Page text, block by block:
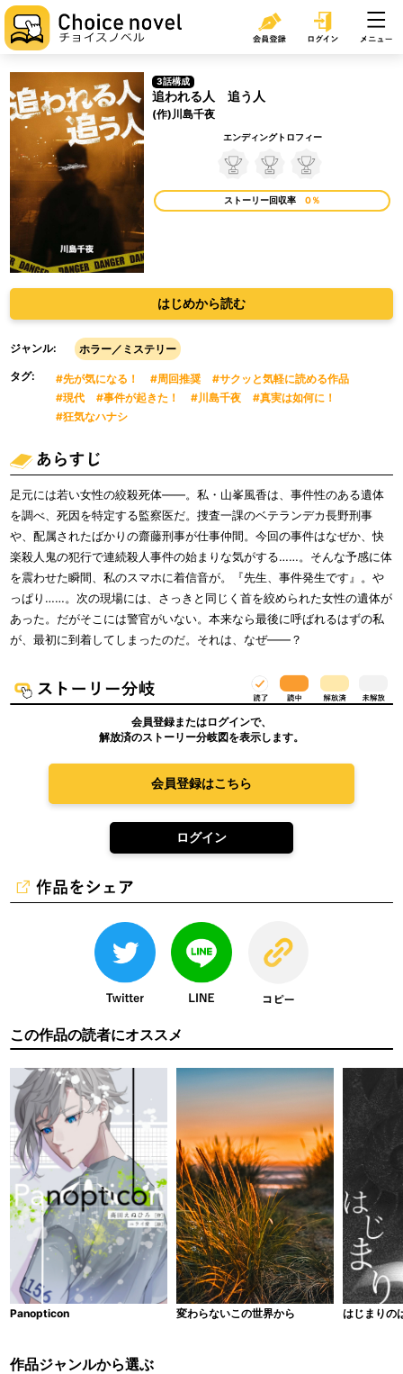
3話構成
追われる人 追う人
(作)川島千夜
エンディングトロフィー
ストーリー回収率 0％
はじめから読む
ジャンル:
ホラー／ミステリー
タグ:
#先が気になる！ #周回推奨
#サクッと気軽に読める作品
#現代
#事件が起きた！ #川島千夜
#真実は如何に！
#狂気なハナシ
足元には若い女性の絞殺死体――。私・山峯風香は、事件性のある遺体
を調べ、死因を特定する監察医だ。捜査一課のベテランデカ長野刑事
や、配属されたばかりの齋藤刑事が仕事仲間。今回の事件はなぜか、快
楽殺人鬼の犯行で連続殺人事件の始まりな気がする……。そんな予感に体
を震わせた瞬間、私のスマホに着信音が。『先生、事件発生です』。や
っぱり……。次の現場には、さっきと同じく首を絞められた女性の遺体が
あった。だがそこには警官がいない。本来なら最後に呼ばれるはずの私
が、最初に到着してしまったのだ。それは、なぜ――？
会員登録またはログインで、
解放済のストーリー分岐図を表示します。
会員登録はこちら
ログイン
この作品の読者にオススメ
Panopticon 変わらないこの世界から はじまりの
作品ジャンルから選ぶ